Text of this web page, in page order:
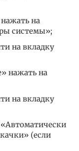
на
системы»;
на вкладку
нажать на
на вкладку
(если